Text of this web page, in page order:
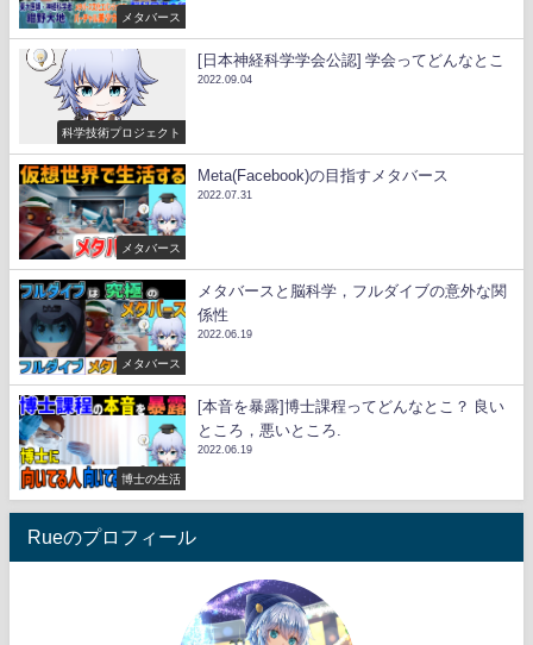
メタバース
科学技術プロジェクト
[日本神経科学学会公認] 学会ってどんなとこ
2022.09.04
メタバース
Meta(Facebook)の目指すメタバース
2022.07.31
メタバース
メタバースと脳科学，フルダイブの意外な関
係性
2022.06.19
博士の生活
[本音を暴露]博士課程ってどんなとこ？ 良い
ところ，悪いところ.
2022.06.19
Rueのプロフィール